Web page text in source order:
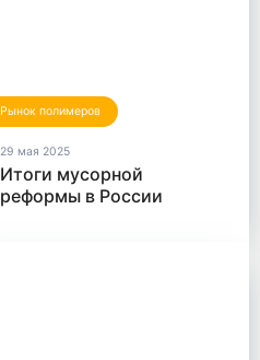
Рынок полимеров
29 мая 2025
Итоги мусорной
реформы в России